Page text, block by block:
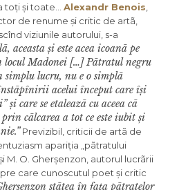
toți și toate… Alexandr Benois
de renume și critic de artã,
viziunile autorului, s-a
aceasta și este acea icoanã pe
Madonei […] Pãtratul negru
simplu lucru, nu e o simplã
acelui început care își
care se etaleazã cu aceea cã
cãlcarea a tot ce este iubit și
Previzibil, criticii de artã de
apariția „pãtratului
M. O. Gherșenzon, autorul lucrãrii
care cunoscutul poet și critic
stãtea în fața pãtratelor